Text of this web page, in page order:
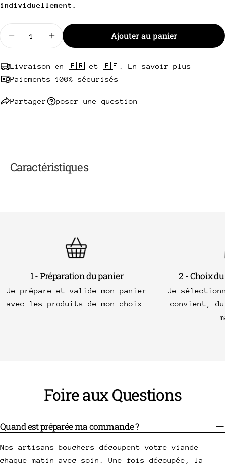
individuellement.
Diminuer la quantité pour Côte de veau
Augmenter la quantité pour Côte de veau
Ajouter au panier
Livraison en 🇫🇷 et 🇧🇪. En savoir plus
Paiements 100% sécurisés
Partager
sur
sur
sur
poser une question
Les champs marqués * sont obligatoires.
Envoyer une question
Caractéristiques
1 - Préparation du panier
Je prépare et valide mon panier
avec les produits de mon choix.
2 - Choix
Je
convient,
Foire aux Questions
Quand est préparée ma commande ?
Nos artisans bouchers découpent votre viande
chaque matin avec soin. Une fois découpée, la